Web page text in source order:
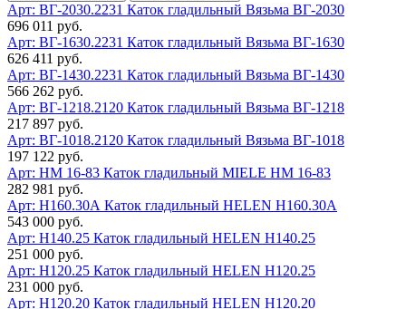
Арт: ВГ-2030.2231 Каток гладильный Вязьма ВГ-2030
696 011 руб.
Арт: ВГ-1630.2231 Каток гладильный Вязьма ВГ-1630
626 411 руб.
Арт: ВГ-1430.2231 Каток гладильный Вязьма ВГ-1430
566 262 руб.
Арт: ВГ-1218.2120 Каток гладильный Вязьма ВГ-1218
217 897 руб.
Арт: ВГ-1018.2120 Каток гладильный Вязьма ВГ-1018
197 122 руб.
Арт: HM 16-83 Каток гладильный MIELE HM 16-83
282 981 руб.
Арт: Н160.30А Каток гладильный HELEN Н160.30А
543 000 руб.
Арт: H140.25 Каток гладильный HELEN H140.25
251 000 руб.
Арт: H120.25 Каток гладильный HELEN H120.25
231 000 руб.
Арт: H120.20 Каток гладильный HELEN H120.20